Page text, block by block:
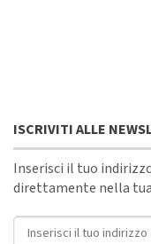
ISCRIVITI ALLE
Inserisci il tuo
direttamente nella
Indirizzo email